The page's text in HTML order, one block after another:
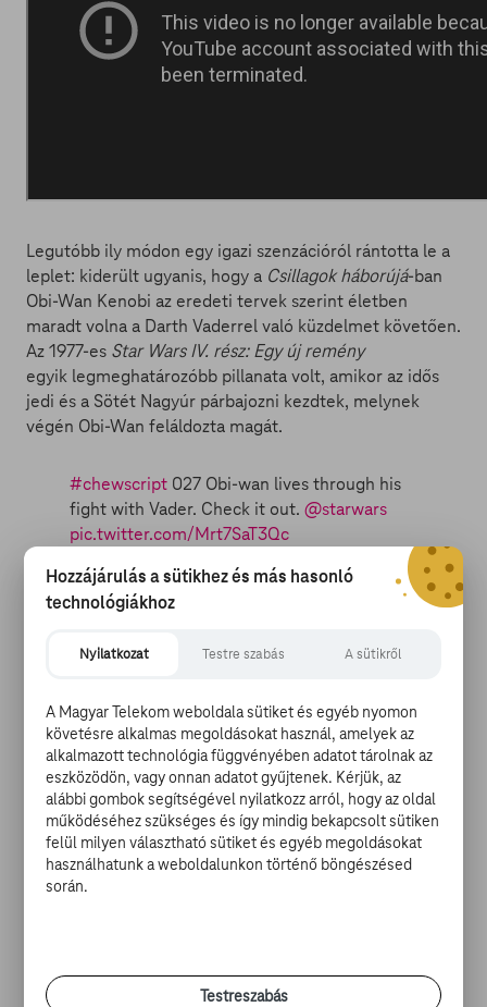
Legutóbb ily módon egy igazi szenzációról rántotta le a
leplet: kiderült ugyanis, hogy a Csillagok háborújá-ban
Obi-Wan Kenobi az eredeti tervek szerint életben
maradt volna a Darth Vaderrel való küzdelmet követően.
Az 1977-es Star Wars IV. rész: Egy új remény
egyik legmeghatározóbb pillanata volt, amikor az idős
jedi és a Sötét Nagyúr párbajozni kezdtek, melynek
végén Obi-Wan feláldozta magát.
#chewscript 027 Obi-wan lives through his
fight with Vader. Check it out. @starwars
pic.twitter.com/Mrt7SaT3Qc
— Peter Mayhew (@TheWookieeRoars)2016.
április 13.
Most azonban megnézhetjük, mi lett volna, ha a bölcs
mester másként dönt, és így túléli a párbajt. Az alant
olvasható, háromoldalnyi forgatókönyvrészlet szerint
George Lucas eredetileg úgy tervezte, Obi-Wan nem hal
meg a küzdelem során – ehelyett egy ügyes húzással
csapdába ejti Vadert, és ő is elmenekül Luke-kal, Leiával
és Han Solóval együtt.
Hozzájárulás a sütikhez és más hasonló
technológiákhoz
Nyilatkozat Testre szabás A sütikről
A Magyar Telekom weboldala sütiket és egyéb nyomon
követésre alkalmas megoldásokat használ, amelyek az
alkalmazott technológia függvényében adatot tárolnak az
eszközödön, vagy onnan adatot gyűjtenek. Kérjük, az
alábbi gombok segítségével nyilatkozz arról, hogy az oldal
működéséhez szükséges és így mindig bekapcsolt sütiken
felül milyen választható sütiket és egyéb megoldásokat
használhatunk a weboldalunkon történő böngészésed
során.
Testreszabás